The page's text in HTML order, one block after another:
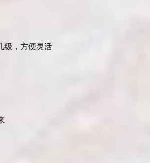
级，方便灵活